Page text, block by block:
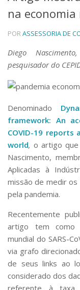
Telefones e
Pessoas
Ensino
Graduação
Pós-Graduação
Cursos de
Linhas de
Centros,
Pós-doutorado
Iniciação
Transferência
Empresas
Extensão à
Projetos,
Museus e
Serviços
Bibliotecas
Apoio ao
Segurança,
RH,
na
PORASSESSORIA DE
Diego
pesquisador do
Denominado
framework: An
COVID-19
world, o artigo que
Nascimento,
Aplicadas à
missão de medir os
pela pandemia.
Recentemente
artigo tem como
mundial do SARS-
via grafo
de seus links ao
considerado dos
referente à taxa